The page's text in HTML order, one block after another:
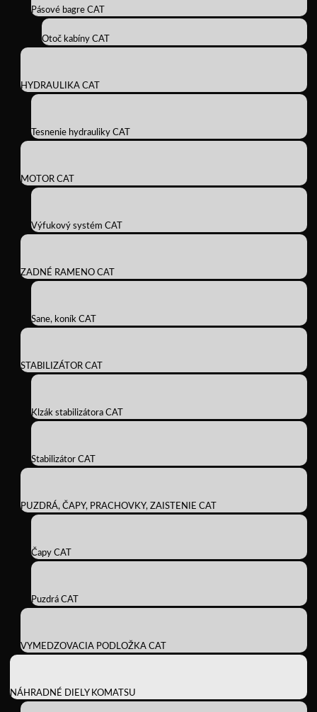
Pásové bagre CAT
Otoč kabíny CAT
HYDRAULIKA CAT
Tesnenie hydrauliky CAT
MOTOR CAT
Výfukový systém CAT
ZADNÉ RAMENO CAT
Sane, koník CAT
STABILIZÁTOR CAT
Klzák stabilizátora CAT
Stabilizátor CAT
PUZDRÁ, ČAPY, PRACHOVKY, ZAISTENIE CAT
Čapy CAT
Puzdrá CAT
VYMEDZOVACIA PODLOŽKA CAT
NÁHRADNÉ DIELY KOMATSU